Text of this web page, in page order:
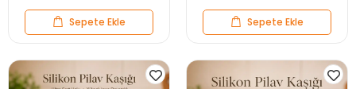
Sepete Ekle Sepete Ekle